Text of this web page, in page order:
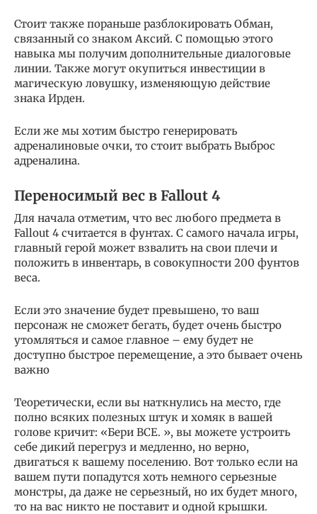
Стоит также пораньше разблокировать Обман,
связанный со знаком Аксий. С помощью этого
навыка мы получим дополнительные диалоговые
линии. Также могут окупиться инвестиции в
магическую ловушку, изменяющую действие
знака Ирден.
Если же мы хотим быстро генерировать
адреналиновые очки, то стоит выбрать Выброс
адреналина.
Переносимый вес в Fallout 4
Для начала отметим, что вес любого предмета в
Fallout 4 считается в фунтах. С самого начала игры,
главный герой может взвалить на свои плечи и
положить в инвентарь, в совокупности 200 фунтов
веса.
Если это значение будет превышено, то ваш
персонаж не сможет бегать, будет очень быстро
утомляться и самое главное – ему будет не
доступно быстрое перемещение, а это бывает очень
важно
Теоретически, если вы наткнулись на место, где
полно всяких полезных штук и хомяк в вашей
голове кричит: «Бери ВСЕ. », вы можете устроить
себе дикий перегруз и медленно, но верно,
двигаться к вашему поселению. Вот только если на
вашем пути попадутся хоть немного серьезные
монстры, да даже не серьезный, но их будет много,
то на вас никто не поставит и одной крышки.